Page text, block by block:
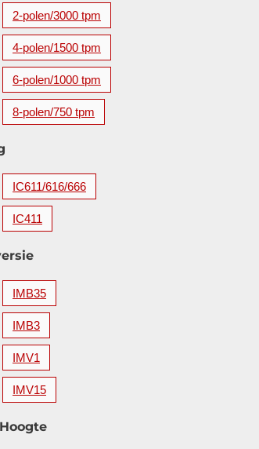
2-polen/3000 tpm
4-polen/1500 tpm
6-polen/1000 tpm
8-polen/750 tpm
IC611/616/666
IC411
IMB35
IMB3
IMV1
IMV15